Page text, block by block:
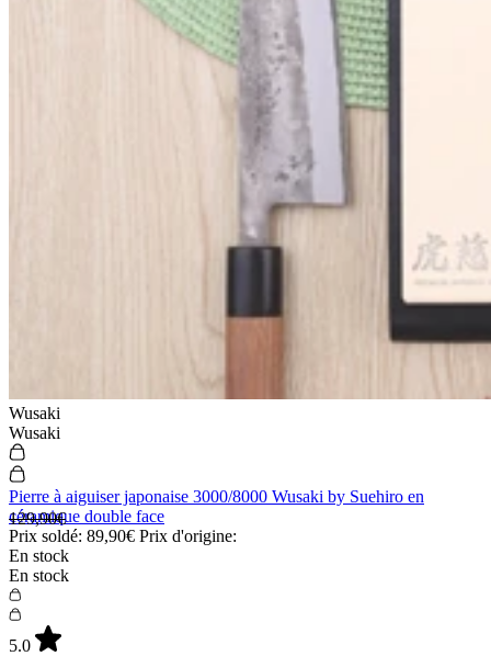
Wusaki
Wusaki
Pierre à aiguiser japonaise 3000/8000 Wusaki by Suehiro en
céramique double face
Prix soldé: 89,90€ Prix d'origine:
129,90€
En stock
En stock
5.0